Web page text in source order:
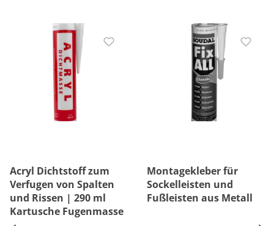
Acryl Dichtstoff zum
Verfugen von Spalten
und Rissen | 290 ml
Kartusche Fugenmasse
Montagekleber für
Sockelleisten und
Fußleisten aus Metall